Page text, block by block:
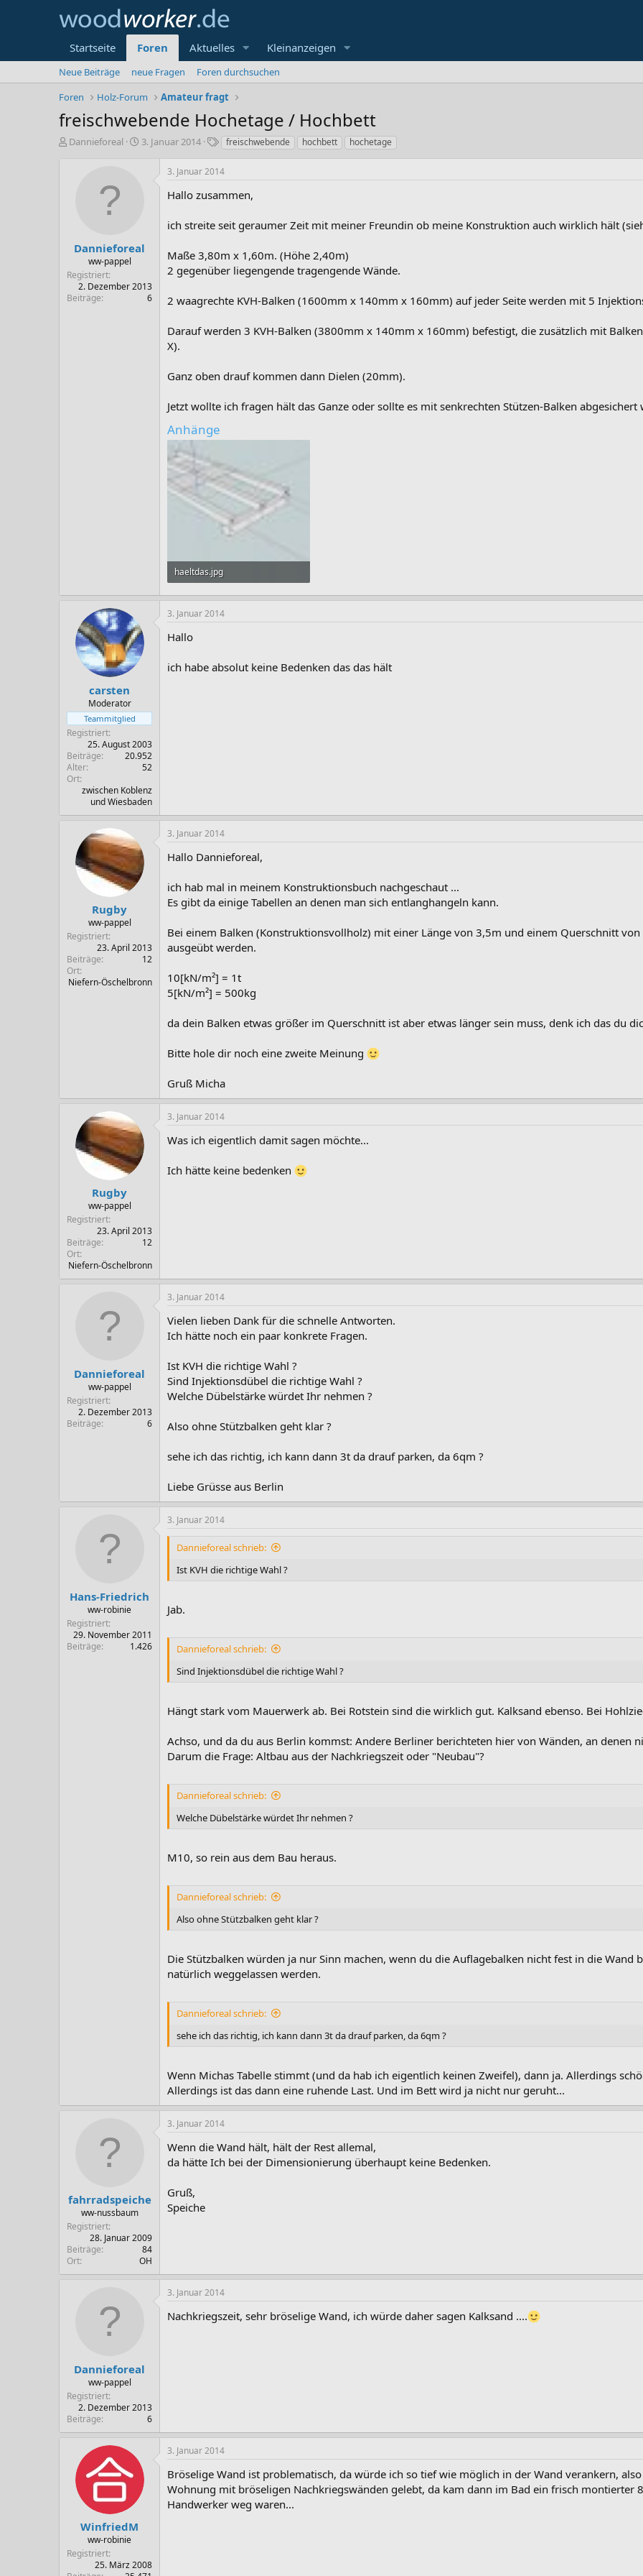
Startseite Foren Aktuelles Kleinanzeigen
Neue Beiträge neue Fragen
Foren durchsuchen
Foren
Holz-Forum Amateur fragt
freischwebende Hochetage / Hochbett
E
Dannieforeal
E
a
3. Januar 2014
S
h
a
o
t
e
freischwebende hochbett hochetage
Dannieforeal
ww-pappel
Registriert
2. Dezember 2013
Beiträge
6
3. Januar 2014
Hallo zusammen,
ich streite seit geraumer Zeit mit meiner Freundin ob meine Konstruktion auch wirklich hält
Maße 3,80m x 1,60m. (Höhe 2,40m)
2 gegenüber liegengende tragengende Wände.
2 waagrechte KVH-Balken (1600mm x 140mm x 160mm) auf jeder Seite werden mit 5
Darauf werden 3 KVH-Balken (3800mm x 140mm x 160mm) befestigt, die zusätzlich mit
X).
Ganz oben drauf kommen dann Dielen (20mm).
Jetzt wollte ich fragen hält das Ganze oder sollte es mit senkrechten Stützen-Balken abgesichert
Anhänge
haeltdas.jpg
175,9 KB · Aufrufe: 223
carsten
Moderator
Teammitglied
Registriert
25. August 2003
Beiträge
20.952
Alter
52
Ort
zwischen Koblenz
und Wiesbaden
3. Januar 2014
Hallo
ich habe absolut keine Bedenken das das hält
Rugby
ww-pappel
Registriert
23. April 2013
Beiträge
12
Ort
Niefern-Öschelbronn
3. Januar 2014
Hallo Dannieforeal,
ich hab mal in meinem Konstruktionsbuch nachgeschaut ...
Es gibt da einige Tabellen an denen man sich entlanghangeln kann.
Bei einem Balken (Konstruktionsvollholz) mit einer Länge von 3,5m und einem Querschnitt
ausgeübt werden.
10[kN/m²] = 1t
5[kN/m²] = 500kg
da dein Balken etwas größer im Querschnitt ist aber etwas länger sein muss, denk ich das du
Bitte hole dir noch eine zweite Meinung
Gruß Micha
Rugby
ww-pappel
Registriert
23. April 2013
Beiträge
12
Ort
Niefern-Öschelbronn
3. Januar 2014
Was ich eigentlich damit sagen möchte...
Ich hätte keine bedenken
Dannieforeal
ww-pappel
Registriert
2. Dezember 2013
Beiträge
6
3. Januar 2014
Vielen lieben Dank für die schnelle Antworten.
Ich hätte noch ein paar konkrete Fragen.
Ist KVH die richtige Wahl ?
Sind Injektionsdübel die richtige Wahl ?
Welche Dübelstärke würdet Ihr nehmen ?
Also ohne Stützbalken geht klar ?
sehe ich das richtig, ich kann dann 3t da drauf parken, da 6qm ?
Liebe Grüsse aus Berlin
Hans-Friedrich
ww-robinie
Registriert
29. November 2011
Beiträge
1.426
3. Januar 2014
Dannieforeal schrieb:
Ist KVH die richtige Wahl ?
Jab.
Dannieforeal schrieb:
Sind Injektionsdübel die richtige Wahl ?
Hängt stark vom Mauerwerk ab. Bei Rotstein sind die wirklich gut. Kalksand ebenso. Bei
Achso, und da du aus Berlin kommst: Andere Berliner berichteten hier von Wänden, an denen
Darum die Frage: Altbau aus der Nachkriegszeit oder "Neubau"?
Dannieforeal schrieb:
Welche Dübelstärke würdet Ihr nehmen ?
M10, so rein aus dem Bau heraus.
Dannieforeal schrieb:
Also ohne Stützbalken geht klar ?
Die Stützbalken würden ja nur Sinn machen, wenn du die Auflagebalken nicht fest in die
natürlich weggelassen werden.
Dannieforeal schrieb:
sehe ich das richtig, ich kann dann 3t da drauf parken, da 6qm ?
Wenn Michas Tabelle stimmt (und da hab ich eigentlich keinen Zweifel), dann ja. Allerdings
Allerdings ist das dann eine ruhende Last. Und im Bett wird ja nicht nur geruht...
fahrradspeiche
ww-nussbaum
Registriert
28. Januar 2009
Beiträge
84
Ort
OH
3. Januar 2014
Wenn die Wand hält, hält der Rest allemal,
da hätte Ich bei der Dimensionierung überhaupt keine Bedenken.
Gruß,
Speiche
Dannieforeal
ww-pappel
Registriert
2. Dezember 2013
Beiträge
6
3. Januar 2014
Nachkriegszeit, sehr bröselige Wand, ich würde daher sagen Kalksand ....
WinfriedM
ww-robinie
Registriert
25. März 2008
3. Januar 2014
Bröselige Wand ist problematisch, da würde ich so tief wie möglich in der Wand verankern,
Wohnung mit bröseligen Nachkriegswänden gelebt, da kam dann im Bad ein frisch montierter
Handwerker weg waren...